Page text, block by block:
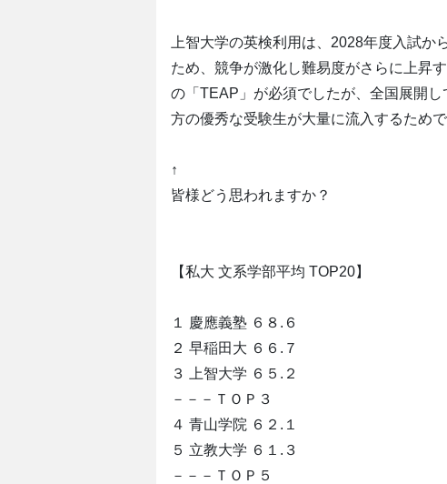
上智大学の英検利用は、2028年度入試
ため、競争が激化し難易度がさらに上昇
の「TEAP」が必須でしたが、全国展開
方の優秀な受験生が大量に流入するためで
↑
皆様どう思われますか？
【私大 文系学部平均 TOP20】
１ 慶應義塾 ６８.６
２ 早稲田大 ６６.７
３ 上智大学 ６５.２
－－－ＴＯＰ３
４ 青山学院 ６２.１
５ 立教大学 ６１.３
－－－ＴＯＰ５